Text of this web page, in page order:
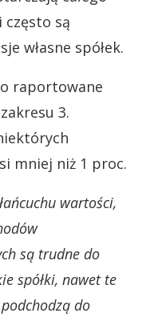
często są
własne spółek.
raportowane
3.
mniej niż 1 proc.
wartości,
są trudne do
spółki, nawet te
do